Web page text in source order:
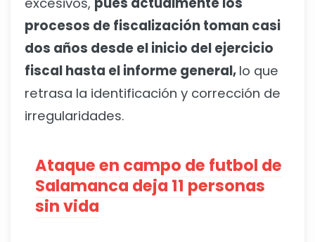
procesos de fiscalización toman casi
dos años desde el inicio del ejercicio
fiscal hasta el informe general, lo que
retrasa la identificación y corrección de
irregularidades.
Ataque en campo de futbol de
Salamanca deja 11 personas
sin vida